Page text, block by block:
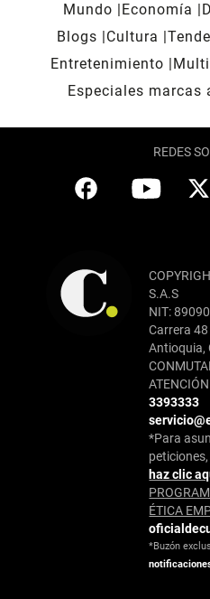
Mundo Economía
Blogs
Cultura
Entretenimiento
Especiales marcas
REDES
S.A.S
NIT:
Carrera 48
Antioquia,
3393333
*Para
haz clic
ÉTICA
*Buzón